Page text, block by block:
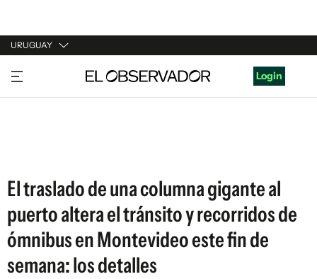
URUGUAY
URUGUAY
ARGENTINA
Login
El traslado de una columna gigante al
puerto altera el tránsito y recorridos de
ómnibus en Montevideo este fin de
semana: los detalles